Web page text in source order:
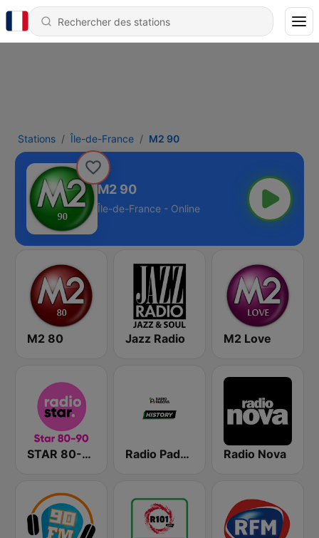
Stations Île-de-France M2 90
M2 90
Île-de-France - Online
M2 80 Jazz Radio M2 Love
STAR 80-90 Radio Padova History Radio Nova